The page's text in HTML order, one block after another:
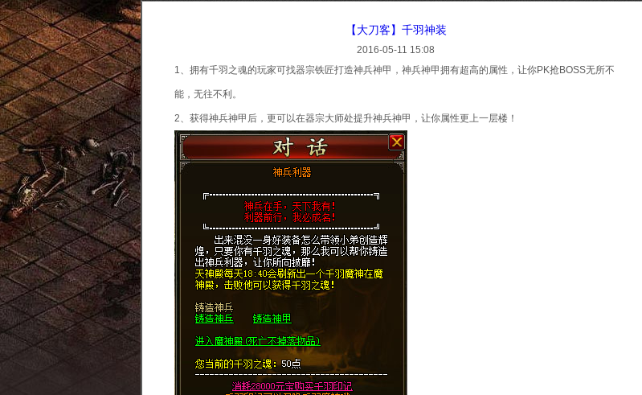
【大刀客】千羽神装
2016-05-11 15:08
1、拥有千羽之魂的玩家可找器宗铁匠打造神兵神甲，神兵神甲拥有超高的属性，让你PK抢BOSS无所不
能，无往不利。
2、获得神兵神甲后，更可以在器宗大师处提升神兵神甲，让你属性更上一层楼！